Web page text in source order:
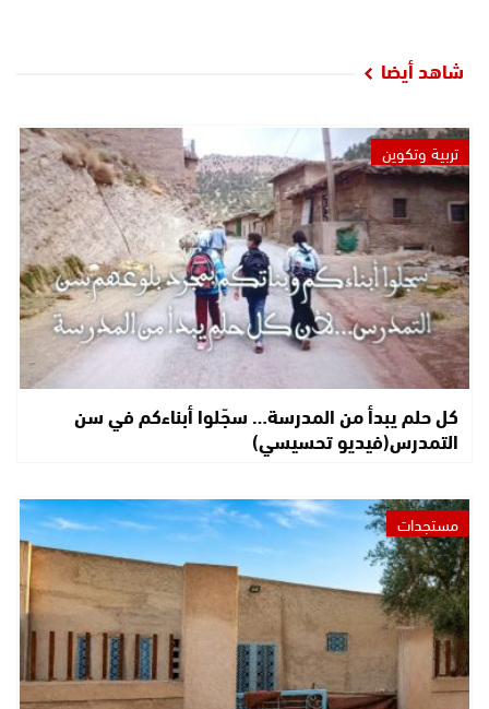
شاهد أيضا
تربية وتكوين
كل حلم يبدأ من المدرسة… سجّلوا أبناءكم في سن
التمدرس(فيديو تحسيسي)
مستجدات